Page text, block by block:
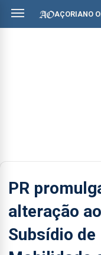
AÇORIANO
PR
alteração ao
Subsídio de